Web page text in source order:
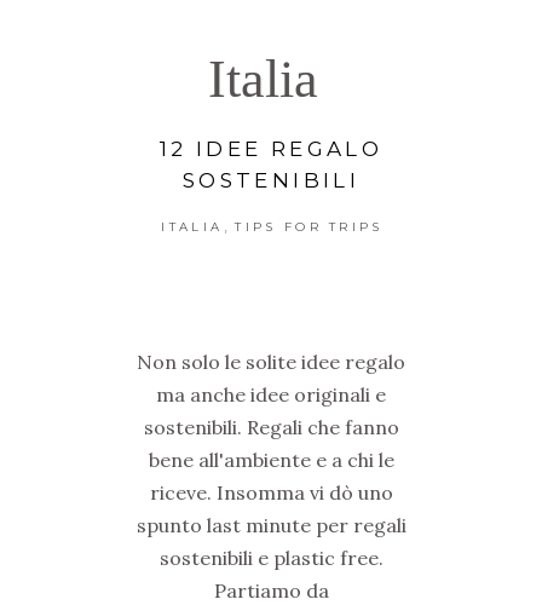
Italia
12 IDEE REGALO
SOSTENIBILI
ITALIA TIPS FOR TRIPS
Non solo le solite idee regalo
ma anche idee originali e
sostenibili. Regali che fanno
bene all'ambiente e a chi le
riceve. Insomma vi dò uno
spunto last minute per regali
sostenibili e plastic free.
Partiamo da